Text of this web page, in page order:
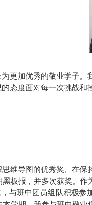
更加优秀的敬业学子。
态度面对每一次挑战和
维导图的优秀奖。在保
板报，并多次获奖。作
与班中团员组队积极参